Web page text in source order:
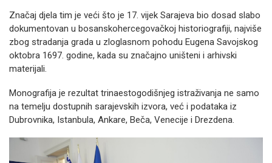
Značaj djela tim je veći što je 17. vijek Sarajeva bio dosad slabo
dokumentovan u bosanskohercegovačkoj historiografiji, najviše
zbog stradanja grada u zloglasnom pohodu Eugena Savojskog
oktobra 1697. godine, kada su značajno uništeni i arhivski
materijali.
Monografija je rezultat trinaestogodišnjeg istraživanja ne samo
na temelju dostupnih sarajevskih izvora, već i podataka iz
Dubrovnika, Istanbula, Ankare, Beča, Venecije i Drezdena.